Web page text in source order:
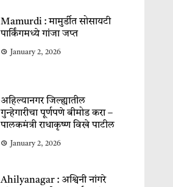
Mamurdi : मामुर्डीत सोसायटी
पार्किंगमध्ये गांजा जप्त
January 2, 2026
अहिल्यानगर जिल्ह्यातील
गुन्हेगारीचा पूर्णपणे बीमोड करा –
पालकमंत्री राधाकृष्ण विखे पाटील
January 2, 2026
Ahilyanagar : अश्विनी नांगरे